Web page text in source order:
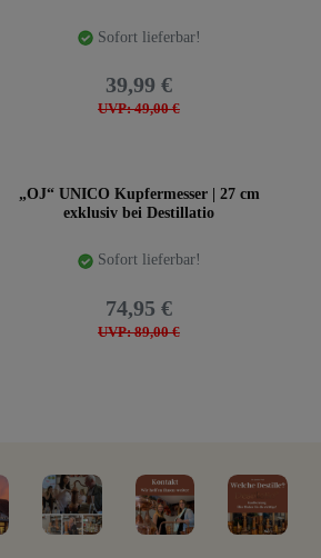
Sofort lieferbar!
UVP: 49,00 €
39,99 €
„OJ“ UNICO Kupfermesser | 27 cm
exklusiv bei Destillatio
Sofort lieferbar!
UVP: 89,00 €
74,95 €